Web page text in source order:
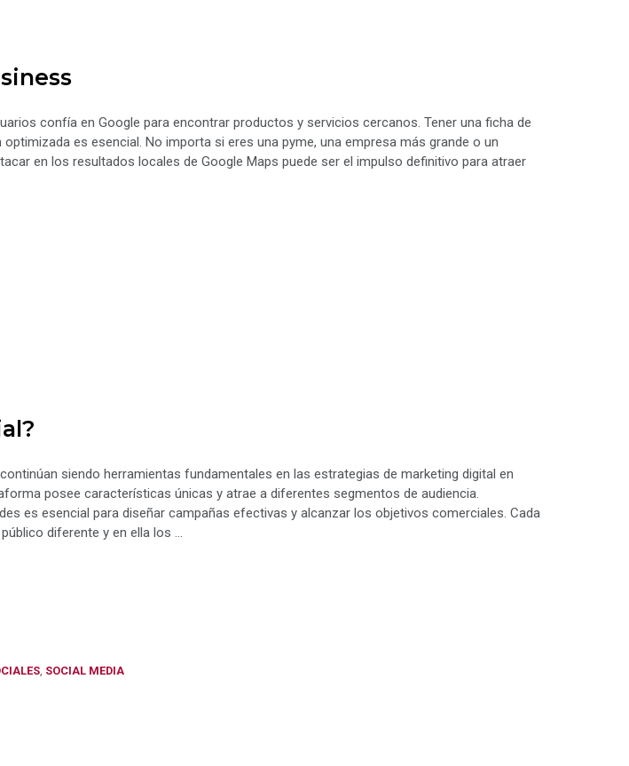
confía en Google para encontrar productos y servicios cercanos. Tener una ficha de
optimizada es esencial. No importa si eres una pyme, una empresa más grande o un
en los resultados locales de Google Maps puede ser el impulso definitivo para atraer
siendo herramientas fundamentales en las estrategias de marketing digital en
posee características únicas y atrae a diferentes segmentos de audiencia.
es esencial para diseñar campañas efectivas y alcanzar los objetivos comerciales. Cada
diferente y en ella los …
SOCIAL MEDIA